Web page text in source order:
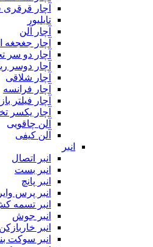
آچار قرقری
تایلیور
آچار آلن
آچار جغجغه
آچار دو سر
آچار دوسر
آچار شلاقی
آچار فرانسه
آچار فیلتر
آچار یکسر
آلن چاقویی
آلن کیفی
انبر
انبر اتصال
انبر بست
انبر پانچ
انبر پرس
انبر تسمه
انبر جوش
انبر
انبر سوکت